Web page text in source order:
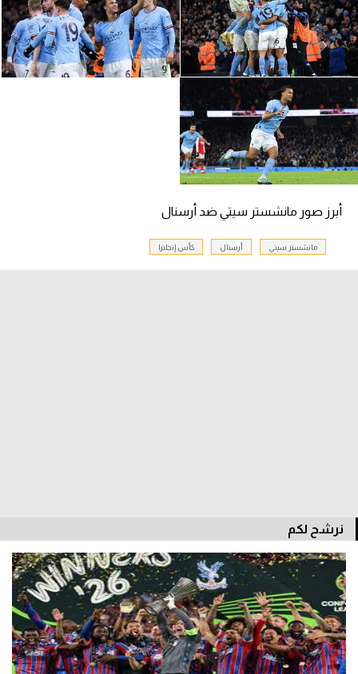
منتخب مصر
سعودي في الجول
الدوري الإنجليزي
الدوري الإسباني
دوري أبطال أوروبا
القسم الثاني
أمريكا
ركن الألعاب
أقسام خاصة
Gamers
ميركاتو
أبرز صور مانشستر سيتي ضد أرسنال
مانشستر سيتي أرسنال كأس إنجلترا
نرشح لكم